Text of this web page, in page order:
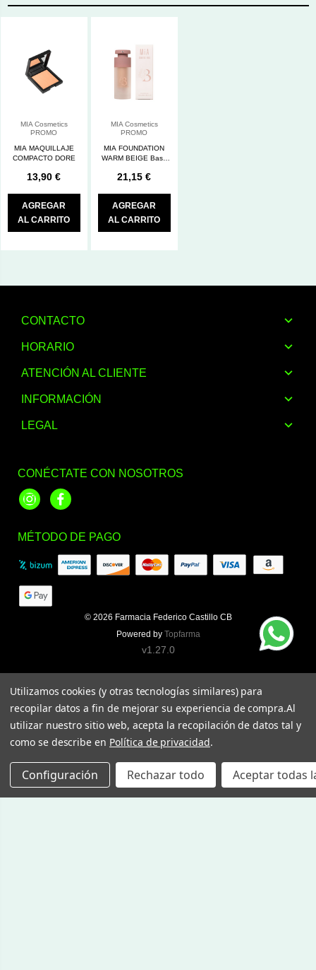
MIA Cosmetics
PROMO
MIA MAQUILLAJE
COMPACTO DORE
13,90 €
AGREGAR
AL CARRITO
MIA Cosmetics
PROMO
MIA FOUNDATION
WARM BEIGE Base
Pieles Sensibles con
21,15 €
AGREGAR
AL CARRITO
CONTACTO
HORARIO
ATENCIÓN AL CLIENTE
INFORMACIÓN
LEGAL
CONÉCTATE CON NOSOTROS
InstagramFacebook
MÉTODO DE PAGO
© 2026 Farmacia Federico Castillo CB
Powered by Topfarma
v1.27.0
Utilizamos cookies (y otras tecnologías similares) para
recopilar datos a fin de mejorar su experiencia de compra.Al
utilizar nuestro sitio web, acepta la recopilación de datos tal y
como se describe en Política de privacidad.
Configuración Rechazar todo Aceptar todas